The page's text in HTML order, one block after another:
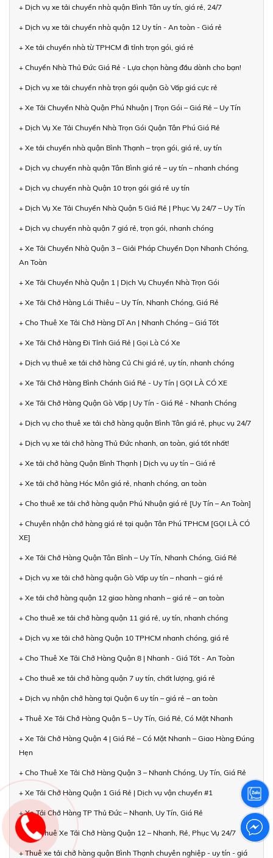
+ Dịch vụ xe tải chuyển nhà quận Bình Tân uy tín, giá rẻ, 24/7
+ Dịch vụ xe tải chuyển nhà quận 12 Uy tín - An toàn - Giá rẻ
+ Xe tải chuyển nhà từ TPHCM đi tỉnh trọn gói, giá rẻ
+ Chuyển Nhà Thủ Đức Giá Rẻ - Lựa chọn hàng đầu dành cho bạn!
+ Dịch vụ xe tải chuyển nhà trọn gói quận Gò Vấp giá cực rẻ
+ Xe Tải Chuyển Nhà Quận Phú Nhuận | Trọn Gói – Giá Rẻ – Uy Tín
+ Dịch Vụ Xe Tải Chuyển Nhà Trọn Gói Quận Tân Phú Giá Rẻ
+ Xe tải chuyển nhà quận Bình Thạnh – trọn gói, giá rẻ, uy tín
+ Dịch vụ chuyển nhà quận Tân Bình giá rẻ – uy tín – nhanh chóng
+ Dịch vụ chuyển nhà Quận 10 trọn gói giá rẻ uy tín
+ Dịch Vụ Xe Tải Chuyển Nhà Quận 5 Giá Rẻ | Phục Vụ 24/7 – Uy Tín
+ Dịch vụ chuyển nhà quận 7 giá rẻ, trọn gói, nhanh chóng
+ Xe Tải Chuyển Nhà Quận 3 – Giải Pháp Chuyển Dọn Nhanh Chóng,
An Toàn
+ Xe Tải Chuyển Nhà Quận 1 | Dịch Vụ Chuyển Nhà Trọn Gói
+ Xe Tải Chở Hàng Lái Thiêu – Uy Tín, Nhanh Chóng, Giá Rẻ
+ Cho Thuê Xe Tải Chở Hàng Dĩ An | Nhanh Chóng – Giá Tốt
+ Xe Tải Chở Hàng Đi Tỉnh Giá Rẻ | Gọi Là Có Xe
+ Dịch vụ thuê xe tải chở hàng Củ Chi giá rẻ, uy tín, nhanh chóng
+ Xe Tải Chở Hàng Bình Chánh Giá Rẻ - Uy Tín | GỌI LÀ CÓ XE
+ Xe Tải Chở Hàng Quận Gò Vấp | Uy Tín - Giá Rẻ - Nhanh Chóng
+ Dịch vụ cho thuê xe tải chở hàng quận Bình Tân giá rẻ, phục vụ 24/7
+ Dịch vụ xe tải chở hàng Thủ Đức nhanh, an toàn, giá tốt nhất!
+ Xe tải chở hàng Quận Bình Thạnh | Dịch vụ uy tín – Giá rẻ
+ Xe tải chở hàng Hóc Môn giá rẻ, nhanh chóng, an toàn
+ Cho thuê xe tải chở hàng quận Phú Nhuận giá rẻ [Uy Tín – An Toàn]
+ Chuyên nhận chở hàng giá rẻ tại quận Tân Phú TPHCM [GỌI LÀ CÓ
XE]
+ Xe Tải Chở Hàng Quận Tân Bình – Uy Tín, Nhanh Chóng, Giá Rẻ
+ Dịch vụ xe tải chở hàng quận Gò Vấp uy tín – nhanh – giá rẻ
+ Xe tải chở hàng quận 12 giao hàng nhanh – giá rẻ – an toàn
+ Cho thuê xe tải chở hàng quận 11 giá rẻ, uy tín, nhanh chóng
+ Dịch vụ xe tải chở hàng Quận 10 TPHCM nhanh chóng, giá rẻ
+ Cho Thuê Xe Tải Chở Hàng Quận 8 | Nhanh - Giá Tốt - An Toàn
+ Cho thuê xe tải chở hàng quận 7 uy tín, chất lượng, giá rẻ
+ Dịch vụ nhận chở hàng tại Quận 6 uy tín – giá rẻ – an toàn
+ Thuê Xe Tải Chở Hàng Quận 5 – Uy Tín, Giá Rẻ, Có Mặt Nhanh
+ Xe Tải Chở Hàng Quận 4 | Giá Rẻ – Có Mặt Nhanh – Giao Hàng Đúng
Hẹn
+ Cho Thuê Xe Tải Chở Hàng Quận 3 – Nhanh Chóng, Uy Tín, Giá Rẻ
+ Xe Tải Chở Hàng Quận 1 Giá Rẻ | Dịch vụ vận chuyển #1
+ Xe Tải Chở Hàng TP Thủ Đức – Nhanh, Uy Tín, Giá Rẻ
+ Cho Thuê Xe Tải Chở Hàng Quận 12 – Nhanh, Rẻ, Phục Vụ 24/7
+ Thuê xe tải chở hàng quận Bình Thạnh chuyên nghiệp - uy tín - giá